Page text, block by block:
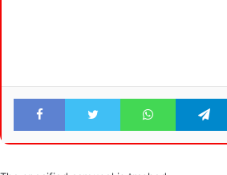
Facebook Twitter WhatsApp